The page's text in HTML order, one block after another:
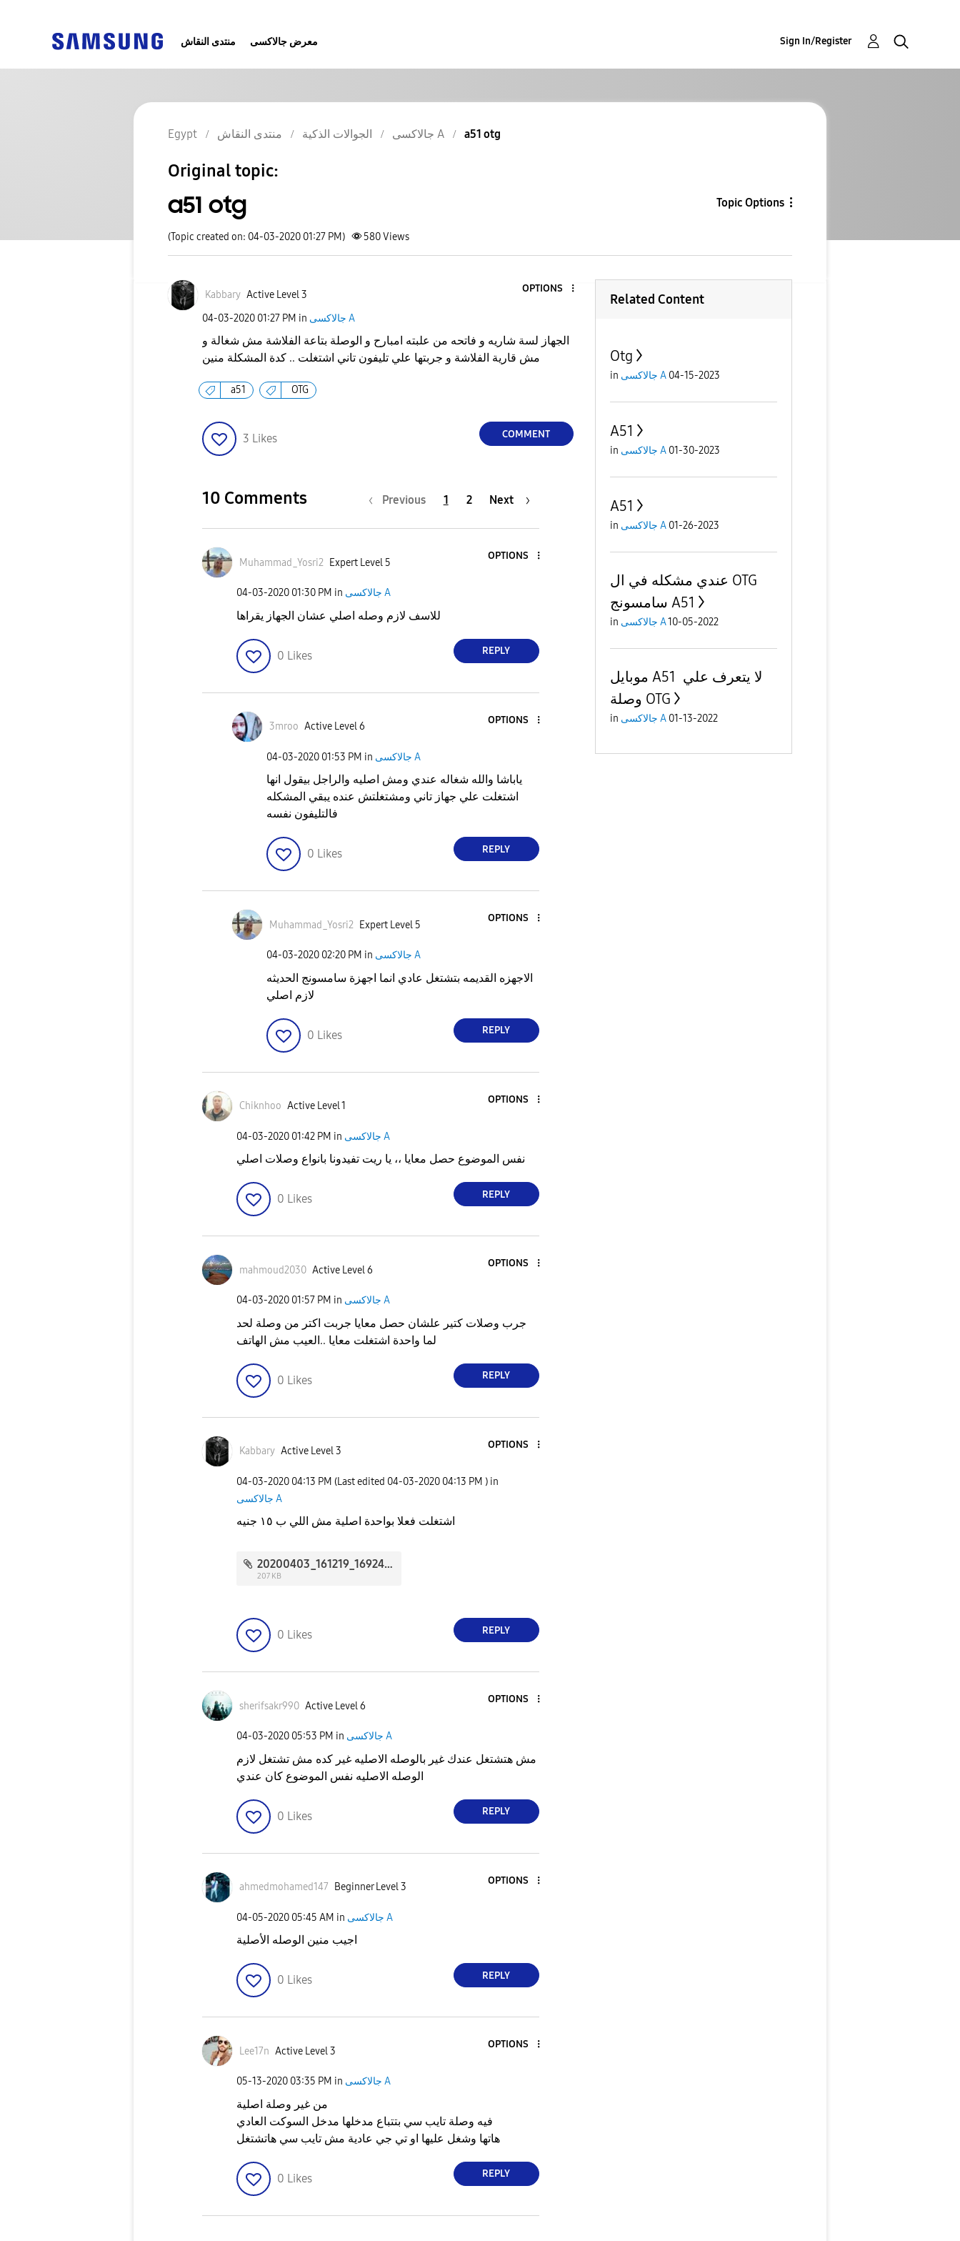
منتدى النقاش معرض جالاكسى Sign In/Register
Egypt منتدى النقاش الجوالات الذكية جالاكسى A a51 otg
Original topic:
a51 otg Topic Options
(Topic created on: 04-03-2020 01:27 PM) 580Views
Kabbary Active Level 3
OPTIONS
‎04-03-2020 01:27 PM in جالاكسى A
الجهاز لسة شاريه و فاتحه من علبته امبارح و الوصلة بتاعة الفلاشة مش شغالة و
a51 OTG
3 Likes COMMENT
10 Comments Previous 1 2 Next
Muhammad_Yosri2 Expert Level 5
OPTIONS
‎04-03-2020 01:30 PM in جالاكسى A
للاسف لازم وصله اصلي عشان الجهاز يقراها
0 Likes REPLY
3mroo Active Level 6
OPTIONS
‎04-03-2020 01:53 PM in جالاكسى A
ياباشا والله شغاله عندي ومش اصليه والراجل بيقول انها
اشتغلت علي جهاز تاني ومشتغلتش عنده يبقي المشكله
فالتليفون نفسه
0 Likes REPLY
Muhammad_Yosri2 Expert Level 5
OPTIONS
‎04-03-2020 02:20 PM in جالاكسى A
الاجهزه القديمه بتشتغل عادي انما اجهزة سامسونج الحديثه
لازم اصلي
0 Likes REPLY
Chiknhoo Active Level 1
OPTIONS
‎04-03-2020 01:42 PM in جالاكسى A
نفس الموضوع حصل معايا ،، يا ريت تفيدونا بانواع وصلات اصلي
0 Likes REPLY
mahmoud2030 Active Level 6
OPTIONS
‎04-03-2020 01:57 PM in جالاكسى A
جرب وصلات كتير علشان حصل معايا جربت اكتر من وصلة لحد
لما واحدة اشتغلت معايا ..العيب مش الهاتف
0 Likes REPLY
Kabbary Active Level 3
OPTIONS
‎04-03-2020 04:13 PM (Last edited ‎04-03-2020 04:13 PM ) in
جالاكسى A
اشتغلت فعلا بواحدة اصلية مش اللي ب ١٥ جنيه
20200403_161219_16924.jpg
207 KB
0 Likes REPLY
sherifsakr990 Active Level 6
OPTIONS
‎04-03-2020 05:53 PM in جالاكسى A
مش هتشتغل عندك غير بالوصله الاصليه غير كده مش تشتغل لازم
الوصله الاصليه نفس الموضوع كان عندي
0 Likes REPLY
ahmedmohamed147 Beginner Level 3
OPTIONS
‎04-05-2020 05:45 AM in جالاكسى A
اجيب منين الوصله الأصلية
0 Likes REPLY
Lee17n Active Level 3
OPTIONS
‎05-13-2020 03:35 PM in جالاكسى A
من غير وصلة اصلية
فيه وصلة تايب سي بتتباع مدخلها مدخل السوكت العادي
هاتها وشغل عليها او تي جي عادية مش تايب سي هاتشتغل
0 Likes REPLY
Related Content
Otg
in جالاكسى A 04-15-2023
A51
in جالاكسى A 01-30-2023
A51
in جالاكسى A 01-26-2023
عندي مشكله في ال OTG
سامسونج A51
in جالاكسى A10-05-2022
موبايل A51 لا يتعرف علي
وصلة OTG
in جالاكسى A 01-13-2022